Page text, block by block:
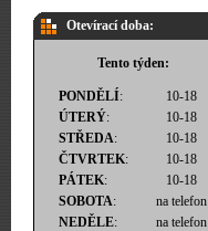
Otevírací doba:
Tento týden:
PONDĚLÍ:
10-18
ÚTERÝ:
10-18
STŘEDA:
10-18
ČTVRTEK:
10-18
PÁTEK:
10-18
SOBOTA:
na telefon
NEDĚLE: na telefon